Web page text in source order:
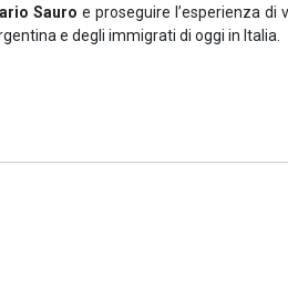
Sauro e proseguire l’esperienza
e degli immigrati di oggi in Italia.